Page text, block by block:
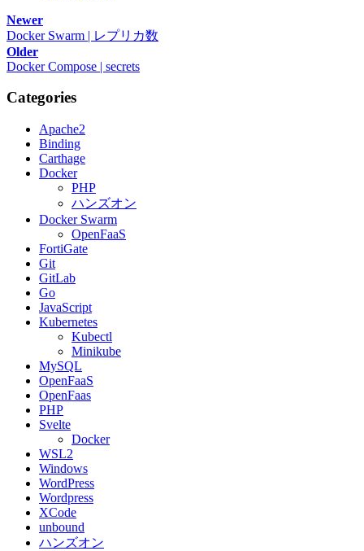
Newer
Docker Swarm | レプリカ数
Older
Docker Compose | secrets
Categories
Apache2
Binding
Carthage
Docker
PHP
ハンズオン
Docker Swarm
OpenFaaS
FortiGate
Git
GitLab
Go
JavaScript
Kubernetes
Kubectl
Minikube
MySQL
OpenFaaS
OpenFaas
PHP
Svelte
Docker
WSL2
Windows
WordPress
Wordpress
XCode
unbound
ハンズオン